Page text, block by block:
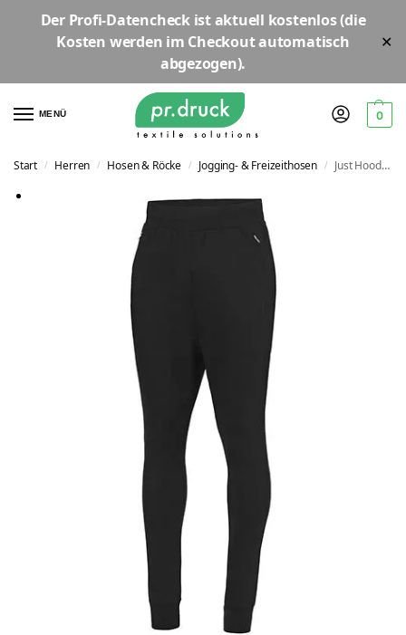
Der Profi-Datencheckist aktuell kostenlos(die
Kosten werden im Checkout automatisch
abgezogen).
✕
MENÜ 0
Start / Herren / Hosen & Röcke / Jogging- & Freizeithosen / Just Hoods Dropped Crotch Jogpants | JH073